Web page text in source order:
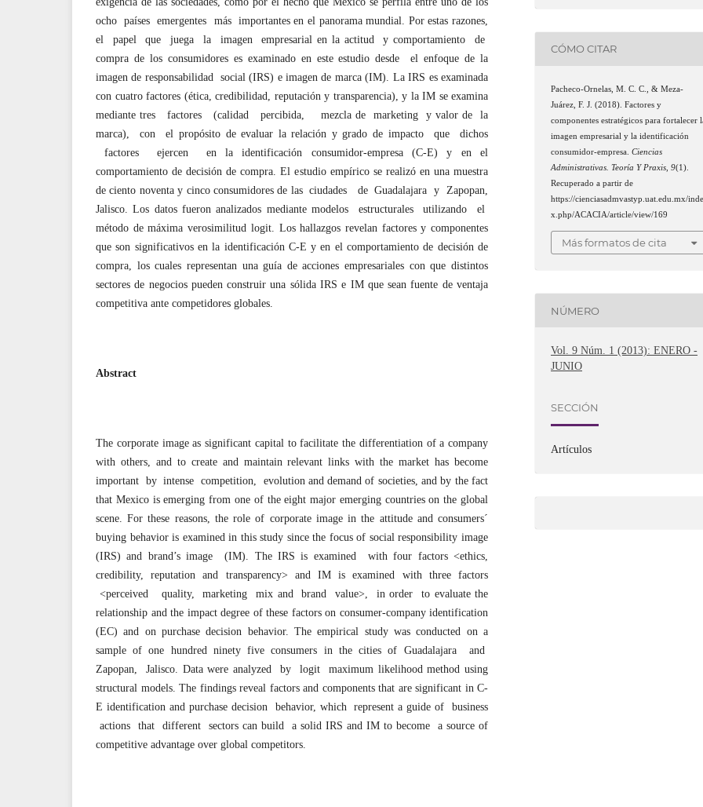
ocho países emergentes más importantes en el panorama mundial. Por estas razones,
el papel que juega la imagen empresarial en la actitud y comportamiento de
compra de los consumidores es examinado en este estudio desde el enfoque de la
imagen de responsabilidad social (IRS) e imagen de marca (IM). La IRS es examinada
con cuatro factores (ética, credibilidad, reputación y transparencia), y la IM se examina
mediante tres factores (calidad percibida, mezcla de marketing y valor de la
marca), con el propósito de evaluar la relación y grado de impacto que dichos
factores ejercen en la identificación consumidor-empresa (C-E) y en el
comportamiento de decisión de compra. El estudio empírico se realizó en una muestra
de ciento noventa y cinco consumidores de las ciudades de Guadalajara y Zapopan,
Jalisco. Los datos fueron analizados mediante modelos estructurales utilizando el
método de máxima verosimilitud logit. Los hallazgos revelan factores y componentes
que son significativos en la identificación C-E y en el comportamiento de decisión de
compra, los cuales representan una guía de acciones empresariales con que distintos
sectores de negocios pueden construir una sólida IRS e IM que sean fuente de ventaja
competitiva ante competidores globales.
Abstract
The corporate image as significant capital to facilitate the differentiation of a company
with others, and to create and maintain relevant links with the market has become
important by intense competition, evolution and demand of societies, and by the fact
that Mexico is emerging from one of the eight major emerging countries on the global
scene. For these reasons, the role of corporate image in the attitude and consumers´
buying behavior is examined in this study since the focus of social responsibility image
(IRS) and brand’s image (IM). The IRS is examined with four factors <ethics,
credibility, reputation and transparency> and IM is examined with three factors
<perceived quality, marketing mix and brand value>, in order to evaluate the
relationship and the impact degree of these factors on consumer-company identification
(EC) and on purchase decision behavior. The empirical study was conducted on a
sample of one hundred ninety five consumers in the cities of Guadalajara and
Zapopan, Jalisco. Data were analyzed by logit maximum likelihood method using
structural models. The findings reveal factors and components that are significant in C-
E identification and purchase decision behavior, which represent a guide of business
actions that different sectors can build a solid IRS and IM to become a source of
competitive advantage over global competitors.
CÓMO CITAR
Pacheco-Ornelas, M. C. C., & Meza-
Juárez, F. J. (2018). Factores y
componentes estratégicos para fortalecer
imagen empresarial y la identificación
consumidor-empresa.Ciencias
Administrativas. Teoría Y Praxis ,9(1).
Recuperado a partir de
https://cienciasadmvastyp.uat.edu.mx/
x.php/ACACIA/article/view/169
Más formatos de cita
NÚMERO
Vol. 9 Núm. 1 (2013): ENERO -
JUNIO
SECCIÓN
Artículos